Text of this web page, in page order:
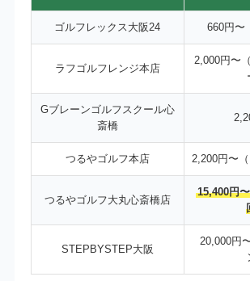
ゴルフレックス大阪24 660円〜
ラフゴルフレンジ本店
2,000円〜
Gブレーンゴルフスクール心
斎橋
つるやゴルフ本店 2,200円〜
つるやゴルフ大丸心斎橋店
15,400円
STEPBYSTEP大阪
20,000円